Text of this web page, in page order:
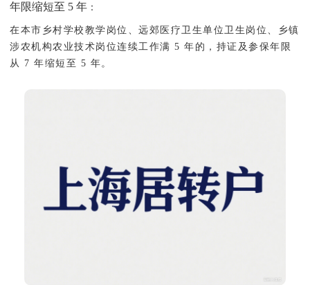
年限缩短至 5 年 ：
在本市乡村学校教学岗位、远郊医疗卫生单位卫生岗位、乡镇
涉农机构农业技术岗位连续工作满 5 年的，持证及参保年限
从 7 年缩短至 5 年。